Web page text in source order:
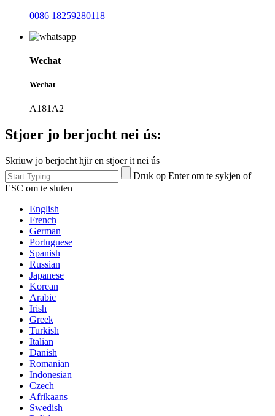
0086 18259280118
Wechat
Wechat
A181A2
Stjoer jo berjocht nei ús:
Skriuw jo berjocht hjir en stjoer it nei ús
Druk op Enter om te sykjen of
ESC om te sluten
English
French
German
Portuguese
Spanish
Russian
Japanese
Korean
Arabic
Irish
Greek
Turkish
Italian
Danish
Romanian
Indonesian
Czech
Afrikaans
Swedish